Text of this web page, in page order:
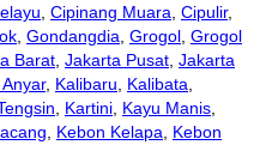
, Cipinang Muara, Cipulir,
, Gondangdia, Grogol, Grogol
Barat, Jakarta Pusat, Jakarta
Anyar, Kalibaru, Kalibata,
, Kartini, Kayu Manis,
, Kebon Kelapa, Kebon